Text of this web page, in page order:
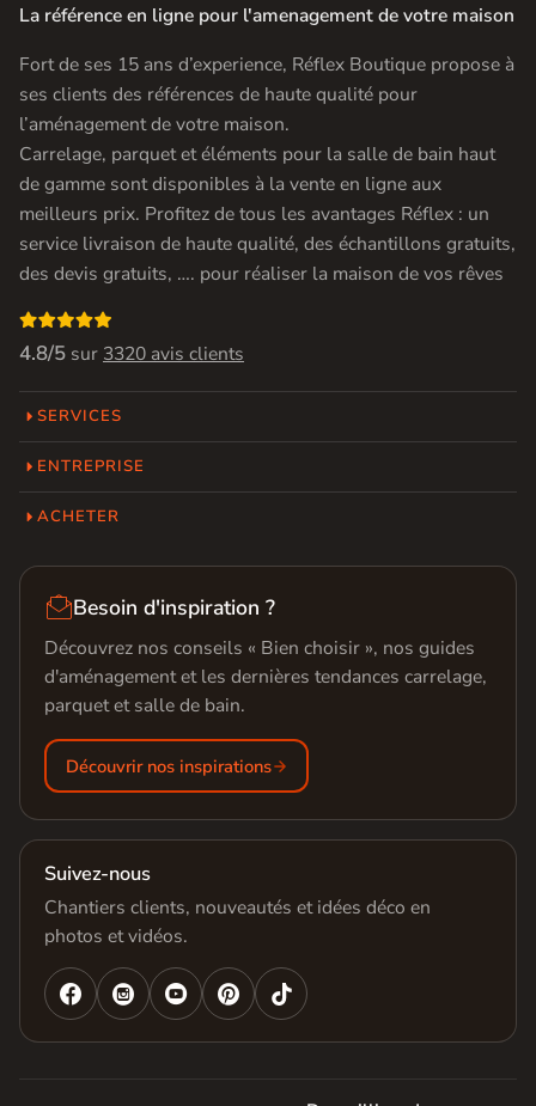
La référence en ligne pour l'amenagement de votre maison
Fort de ses 15 ans d’experience, Réflex Boutique propose à
ses clients des références de haute qualité pour
l’aménagement de votre maison.
Carrelage, parquet et éléments pour la salle de bain haut
de gamme sont disponibles à la vente en ligne aux
meilleurs prix. Profitez de tous les avantages Réflex : un
service livraison de haute qualité, des échantillons gratuits,
des devis gratuits, …. pour réaliser la maison de vos rêves

4.8/5 sur 3320 avis clients
SERVICES
ENTREPRISE
ACHETER
Besoin d'inspiration ?
Découvrez nos conseils « Bien choisir », nos guides
d'aménagement et les dernières tendances carrelage,
parquet et salle de bain.
Découvrir nos inspirations
Suivez-nous
Chantiers clients, nouveautés et idées déco en
photos et vidéos.
   